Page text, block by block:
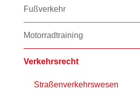
Fußverkehr
Motorradtraining
Verkehrsrecht
Straßenverkehrswesen